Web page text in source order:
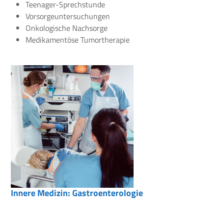
Teenager-Sprechstunde
Vorsorgeuntersuchungen
Onkologische Nachsorge
Medikamentöse Tumortherapie
Innere Medizin: Gastroenterologie